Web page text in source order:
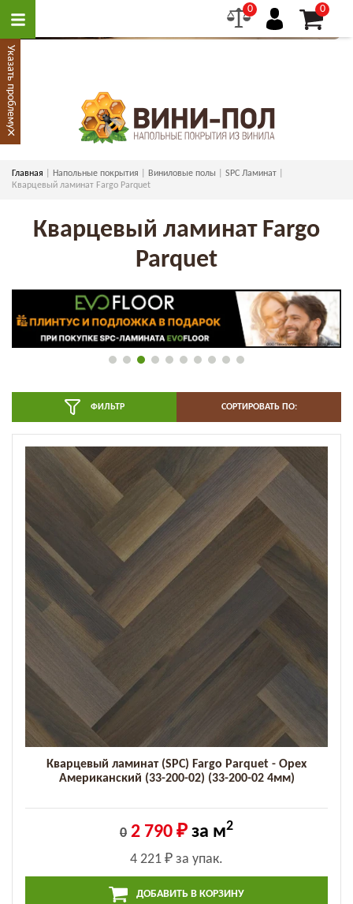
0 0
Главная Напольные покрытия Виниловые полы
SPC Ламинат
Кварцевый ламинат Fargo Parquet
Кварцевый ламинат Fargo
Parquet
ФИЛЬТР СОРТИРОВАТЬ ПО:
Кварцевый ламинат (SPC) Fargo Parquet - Орех
Американский (33-200-02) (33-200-02 4мм)
0 2 790 ₽ за м2
4 221 ₽ за упак.
ДОБАВИТЬ В КОРЗИНУ
Указать проблему
×